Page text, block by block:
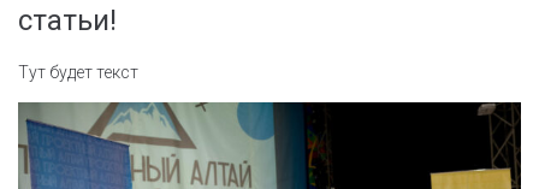
статьи!
Тут будет текст